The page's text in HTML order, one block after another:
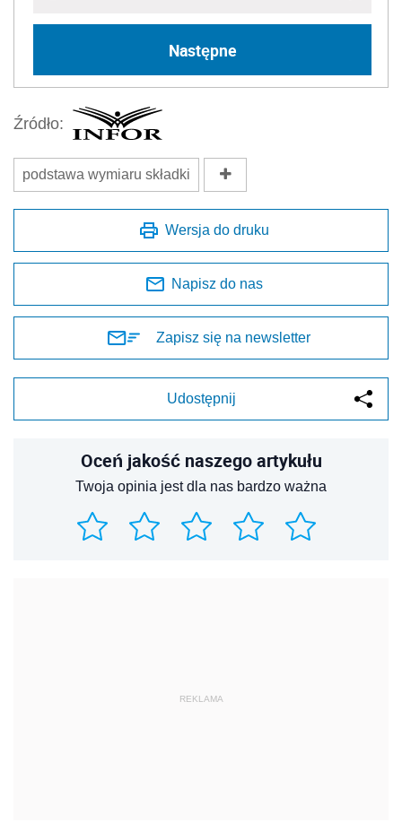
Następne
Źródło:
podstawa wymiaru składki
Wersja do druku
Napisz do nas
Zapisz się na newsletter
Udostępnij
Oceń jakość naszego artykułu
Twoja opinia jest dla nas bardzo ważna
REKLAMA